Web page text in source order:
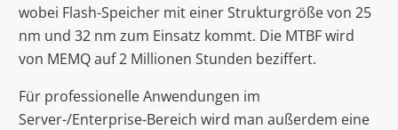
wobei Flash-Speicher mit einer Strukturgröße von 25
nm und 32 nm zum Einsatz kommt. Die MTBF wird
von MEMQ auf 2 Millionen Stunden beziffert.
Für professionelle Anwendungen im
Server-/Enterprise-Bereich wird man außerdem eine